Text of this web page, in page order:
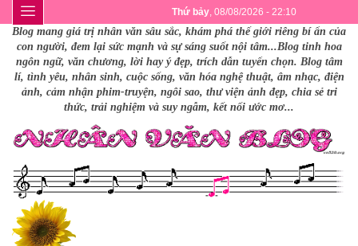
Thứ bảy, 08/08/2026 - 22:10
Blog mang giá trị nhân văn sâu sắc, khám phá thế giới riêng bí ẩn của
con người, đem lại sức mạnh và sự sáng suốt nội tâm...Blog tinh hoa
ngôn ngữ, văn chương, lời hay ý đẹp, trích dẫn tuyển chọn. Blog tâm
lí, tình yêu, nhân sinh, cuộc sống, văn hóa nghệ thuật, âm nhạc, điện
ảnh, cảm nhận phim-truyện, ngôi sao, thư viện ảnh đẹp, chia sẻ tri
thức, trải nghiệm và suy ngẫm, kết nối ước mơ...